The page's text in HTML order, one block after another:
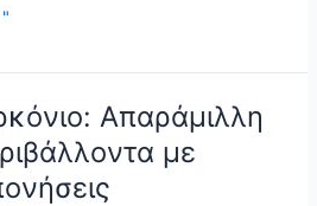
Απαράμιλλη
με